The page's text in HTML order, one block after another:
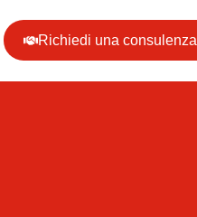
Richiedi una consulenza